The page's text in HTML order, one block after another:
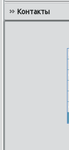
Контакты